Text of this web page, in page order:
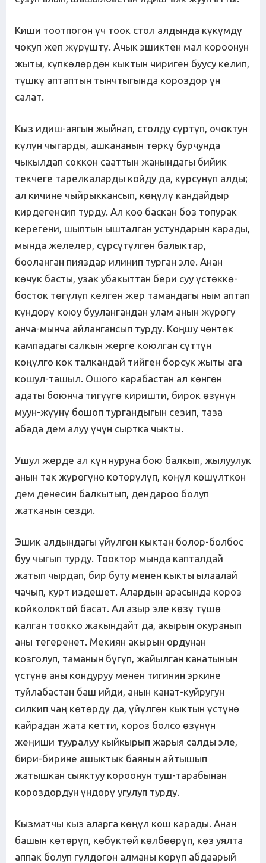
Киши тоотпогон үч тоок стол алдында күкүмдү
чокуп жеп жүрүштү. Ачык эшиктен мал короонун
жыты, күпкөлөрдөн кыктын чириген буусу келип,
түшкү аптаптын тынчтыгында короздор үн
салат.
Кыз идиш-аягын жыйнап, столду сүртүп, очоктун
күлүн чыгарды, ашкананын төркү бурчунда
чыкылдап соккон сааттын жанындагы бийик
текчеге тарелкаларды койду да, күрсүнүп алды;
ал кичине чыйрыккансып, көңүлү кандайдыр
кирдегенсип турду. Ал көө баскан боз топурак
керегени, шыптын ышталган устундарын карады,
мында желелер, сүрсүтүлгөн балыктар,
бооланган пияздар илинип турган эле. Анан
көчүк басты, узак убакыттан бери суу үстөккө-
босток төгүлүп келген жер тамандагы ным аптап
күндөрү коюу буулангандан улам анын жүрөгү
анча-мынча айлангансып турду. Коңшу чөнтөк
кампадагы салкын жерге коюлган сүттүн
көңүлгө көк талкандай тийген борсук жыты ага
кошул-ташыл. Ошого карабастан ал көнгөн
адаты боюнча тигүүгө киришти, бирок өзүнүн
муун-жүүнү бошоп тургандыгын сезип, таза
абада дем алуу үчүн сыртка чыкты.
Ушул жерде ал күн нуруна бою балкып, жылуулук
анын так жүрөгүнө көтөрүлүп, көңүл көшүлткөн
дем денесин балкытып, дендароо болуп
жатканын сезди.
Эшик алдындагы үйүлгөн кыктан болор-болбос
буу чыгып турду. Тооктор мында капталдай
жатып чырдап, бир буту менен кыкты ылаалай
чачып, курт издешет. Алардын арасында короз
койколоктой басат. Ал азыр эле көзү түшө
калган тоокко жакындайт да, акырын окуранып
аны тегеренет. Мекиян акырын ордунан
козголуп, таманын бүгүп, жайылган канатынын
үстүнө аны кондуруу менен тигинин эркине
туйлабастан баш ийди, анын канат-куйругун
силкип чаң көтөрдү да, үйүлгөн кыктын үстүнө
кайрадан жата кетти, короз болсо өзүнүн
жеңиши тууралуу кыйкырып жарыя салды эле,
бири-бирине ашыктык баянын айтышып
жатышкан сыяктуу короонун туш-тарабынан
короздордун үндөрү угулуп турду.
Кызматчы кыз аларга көңүл кош карады. Анан
башын көтөрүп, көбүктөй көлбөөрүп, көз уялта
аппак болуп гүлдөгөн алманы көрүп абдаарый